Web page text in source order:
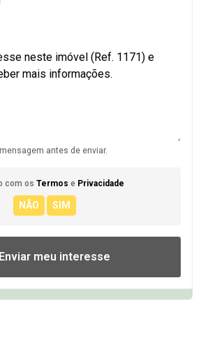
antes de enviar.
com os Termos e Privacidade
Enviar meu interesse